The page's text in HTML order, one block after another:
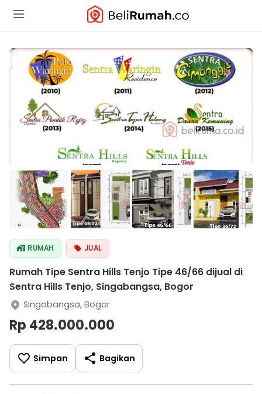
RUMAH JUAL
Rumah Tipe Sentra Hills Tenjo Tipe 46/66 dijual di
Sentra Hills Tenjo, Singabangsa, Bogor
Singabangsa, Bogor
Rp 428.000.000
Simpan Bagikan